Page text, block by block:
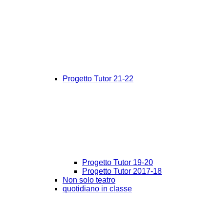
Progetto Tutor 21-22
Progetto Tutor 19-20
Progetto Tutor 2017-18
Non solo teatro
quotidiano in classe